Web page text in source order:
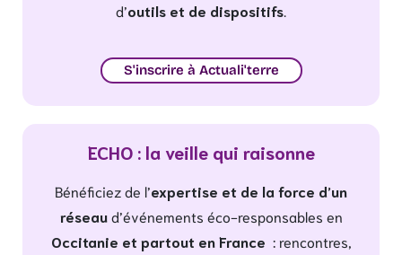
d’outils et de dispositifs
S'inscrire à Actuali'terre
ECHO : la veille qui raisonne
Bénéficiez de l’expertise et de la force d’un
réseaud’événements éco-responsables en
Occitanie et partout en France : rencontres,